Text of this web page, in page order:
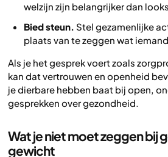
welzijn zijn belangrijker dan
Bied steun. Stel gezamenlijke
plaats van te zeggen wat
Als je het gesprek voert zoals
kan dat vertrouwen en openheid
je dierbare hebben baat bij open,
gesprekken over gezondheid.
Wat je niet moet zeggen bij
gewicht